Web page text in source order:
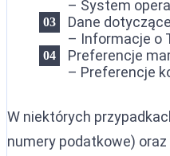
– System
Dane
– Informacje o
Preferencje
– Preferencje
W niektórych
numery podatkowe)